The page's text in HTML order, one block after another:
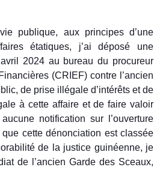
publique, aux principes d’une
étatiques, j’ai déposé une
2024 au bureau du procureur
(CRIEF) contre l’ancien
de prise illégale d’intérêts et de
à cette affaire et de faire valoir
notification sur l’ouverture
cette dénonciation est classée
de la justice guinéenne, je
de l’ancien Garde des Sceaux,